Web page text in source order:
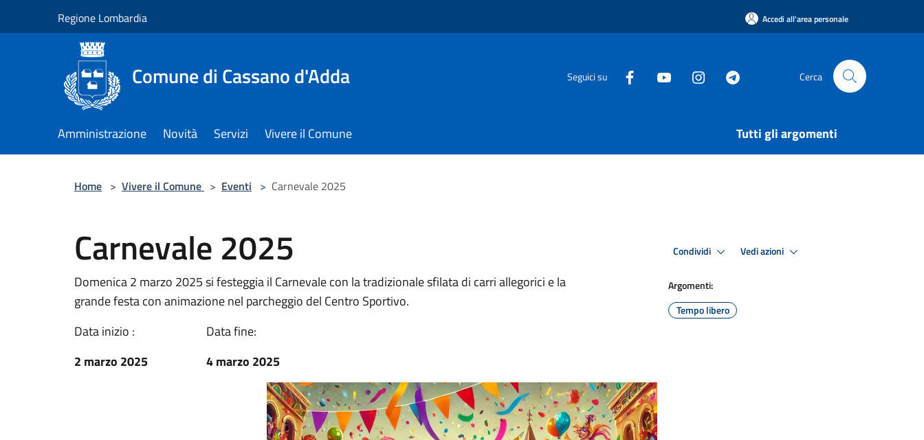
Regione Lombardia Accedi all'area personale
Comune di Cassano d'Adda Seguici su Cerca
Amministrazione Novità Servizi Vivere il Comune Tutti gli argomenti
Home > Vivere il Comune > Eventi > Carnevale 2025
Carnevale 2025
Domenica 2 marzo 2025 si festeggia il Carnevale con la tradizionale sfilata di carri allegorici e la
grande festa con animazione nel parcheggio del Centro Sportivo.
Data inizio :
2 marzo 2025
Data fine:
4 marzo 2025
Condividi Vedi azioni
Argomenti:
Tempo libero